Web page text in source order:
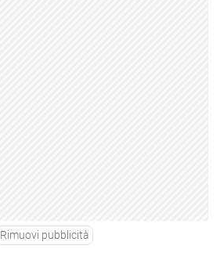
Rimuovi pubblicità